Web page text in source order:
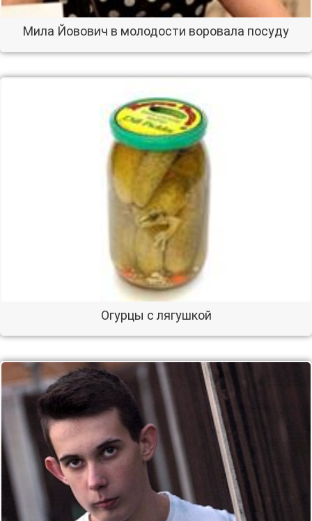
Мила Йовович в молодости воровала посуду
Огурцы с лягушкой